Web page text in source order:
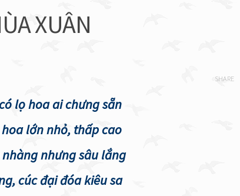
XUÂN
lọ hoa ai chưng sẵn
lớn nhỏ, thấp cao
nhưng sâu lắng
cúc đại đóa kiêu sa
SHARE